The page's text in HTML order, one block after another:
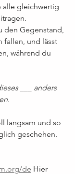
alle gleichwertig
den Gegenstand,
fallen, und lässt
während du
___ anders
langsam und so
geschehen.
de Hier